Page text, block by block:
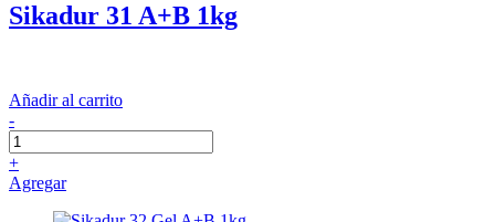
Sikadur 31 A+B 1kg
Añadir al carrito
-
+
Agregar